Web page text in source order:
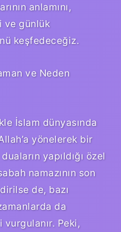
anlamını,
ve günlük
keşfedeceğiz.
ve Neden
İslam dünyasında
yönelerek bir
yapıldığı özel
namazının son
de, bazı
da
vurgulanır. Peki,